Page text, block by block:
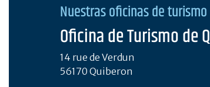
Nuestras oficinas de turismo
Oficina de Turismo de
14 rue de Verdun
56170 Quiberon